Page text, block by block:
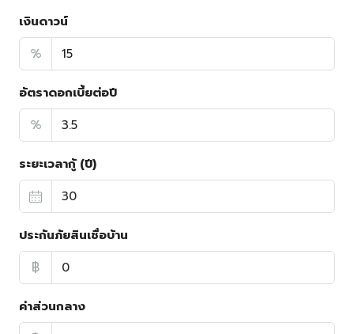
เงินดาวน์
%
อัตราดอกเบี้ยต่อปี
%
ระยะเวลากู้ (ปี)
ประกันภัยสินเชื่อบ้าน
฿
ค่าส่วนกลาง